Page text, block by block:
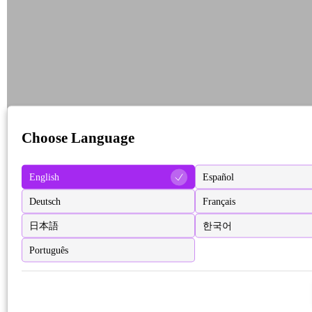
Choose Language
English Español
Deutsch Français
日本語 한국어
Português